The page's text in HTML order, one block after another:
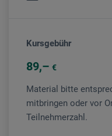
Kursgebühr
89 €
Material bitte
mitbringen oder vor
Teilnehmerzahl.